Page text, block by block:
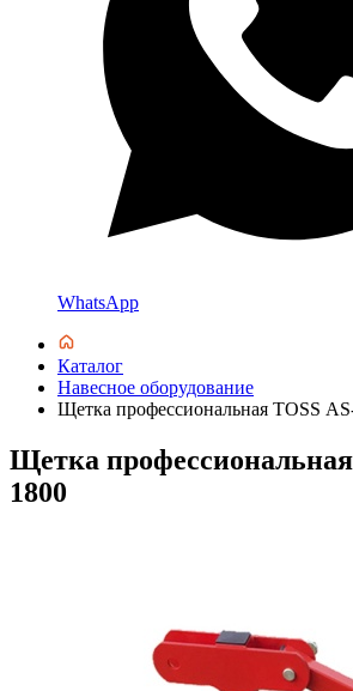
WhatsApp
Каталог
Навесное оборудование
Щетка профессиональная TOSS
Щетка
1800